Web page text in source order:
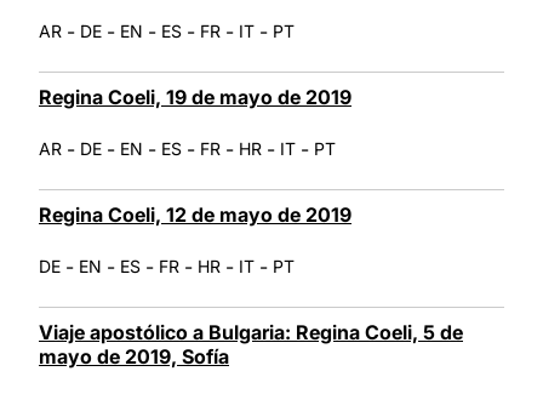
AR - DE - EN - ES - FR - IT - PT
Regina Coeli, 19 de mayo de 2019
AR - DE - EN - ES - FR - HR - IT - PT
Regina Coeli, 12 de mayo de 2019
DE - EN - ES - FR - HR - IT - PT
Viaje apostólico a Bulgaria: Regina Coeli, 5 de
mayo de 2019, Sofía